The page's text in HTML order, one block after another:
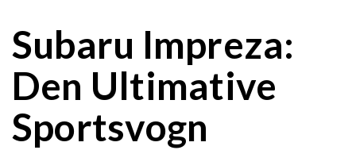
Subaru Impreza:
Den Ultimative
Sportsvogn